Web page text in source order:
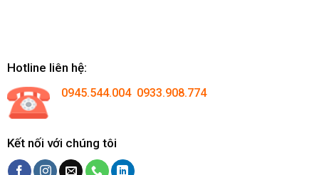
Hotline liên hệ:
0945.544.004 0933.908.774
Kết nối với chúng tôi